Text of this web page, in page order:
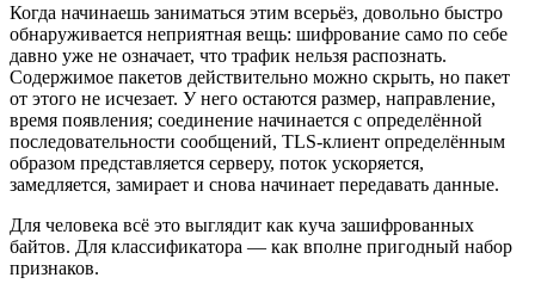
Когда начинаешь заниматься этим всерьёз, довольно быстро
обнаруживается неприятная вещь: шифрование само по себе
давно уже не означает, что трафик нельзя распознать.
Содержимое пакетов действительно можно скрыть, но пакет
от этого не исчезает. У него остаются размер, направление,
время появления; соединение начинается с определённой
последовательности сообщений, TLS-клиент определённым
образом представляется серверу, поток ускоряется,
замедляется, замирает и снова начинает передавать данные.
Для человека всё это выглядит как куча зашифрованных
байтов. Для классификатора — как вполне пригодный набор
признаков.